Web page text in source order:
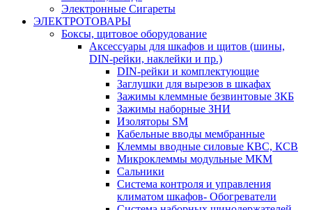
Электронные Сигареты
ЭЛЕКТРОТОВАРЫ
Боксы, щитовое оборудование
Аксессуары для шкафов и щитов (шины,
DIN-рейки, наклейки и пр.)
DIN-рейки и комплектующие
Заглушки для вырезов в шкафах
Зажимы клеммные безвинтовые ЗКБ
Зажимы наборные ЗНИ
Изоляторы SM
Кабельные вводы мембранные
Клеммы вводные силовые КВС, КСВ
Микроклеммы модульные МКМ
Сальники
Система контроля и управления
климатом шкафов- Обогреватели